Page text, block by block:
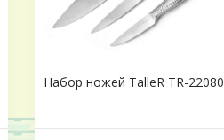
Набор ножей TalleR TR-22080